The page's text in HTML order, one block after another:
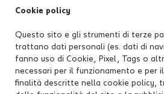
Indicazioni stradali
LAMEZIA TERME
Via Del Progresso n.256
88046 Lamezia Terme (CZ)
Cookie policy
Questo sito e gli strumenti di terze
trattano dati personali (es. dati di
fanno uso di Cookie, Pixel, Tags o
necessari per il funzionamento e per
finalità descritte nella cookie policy,